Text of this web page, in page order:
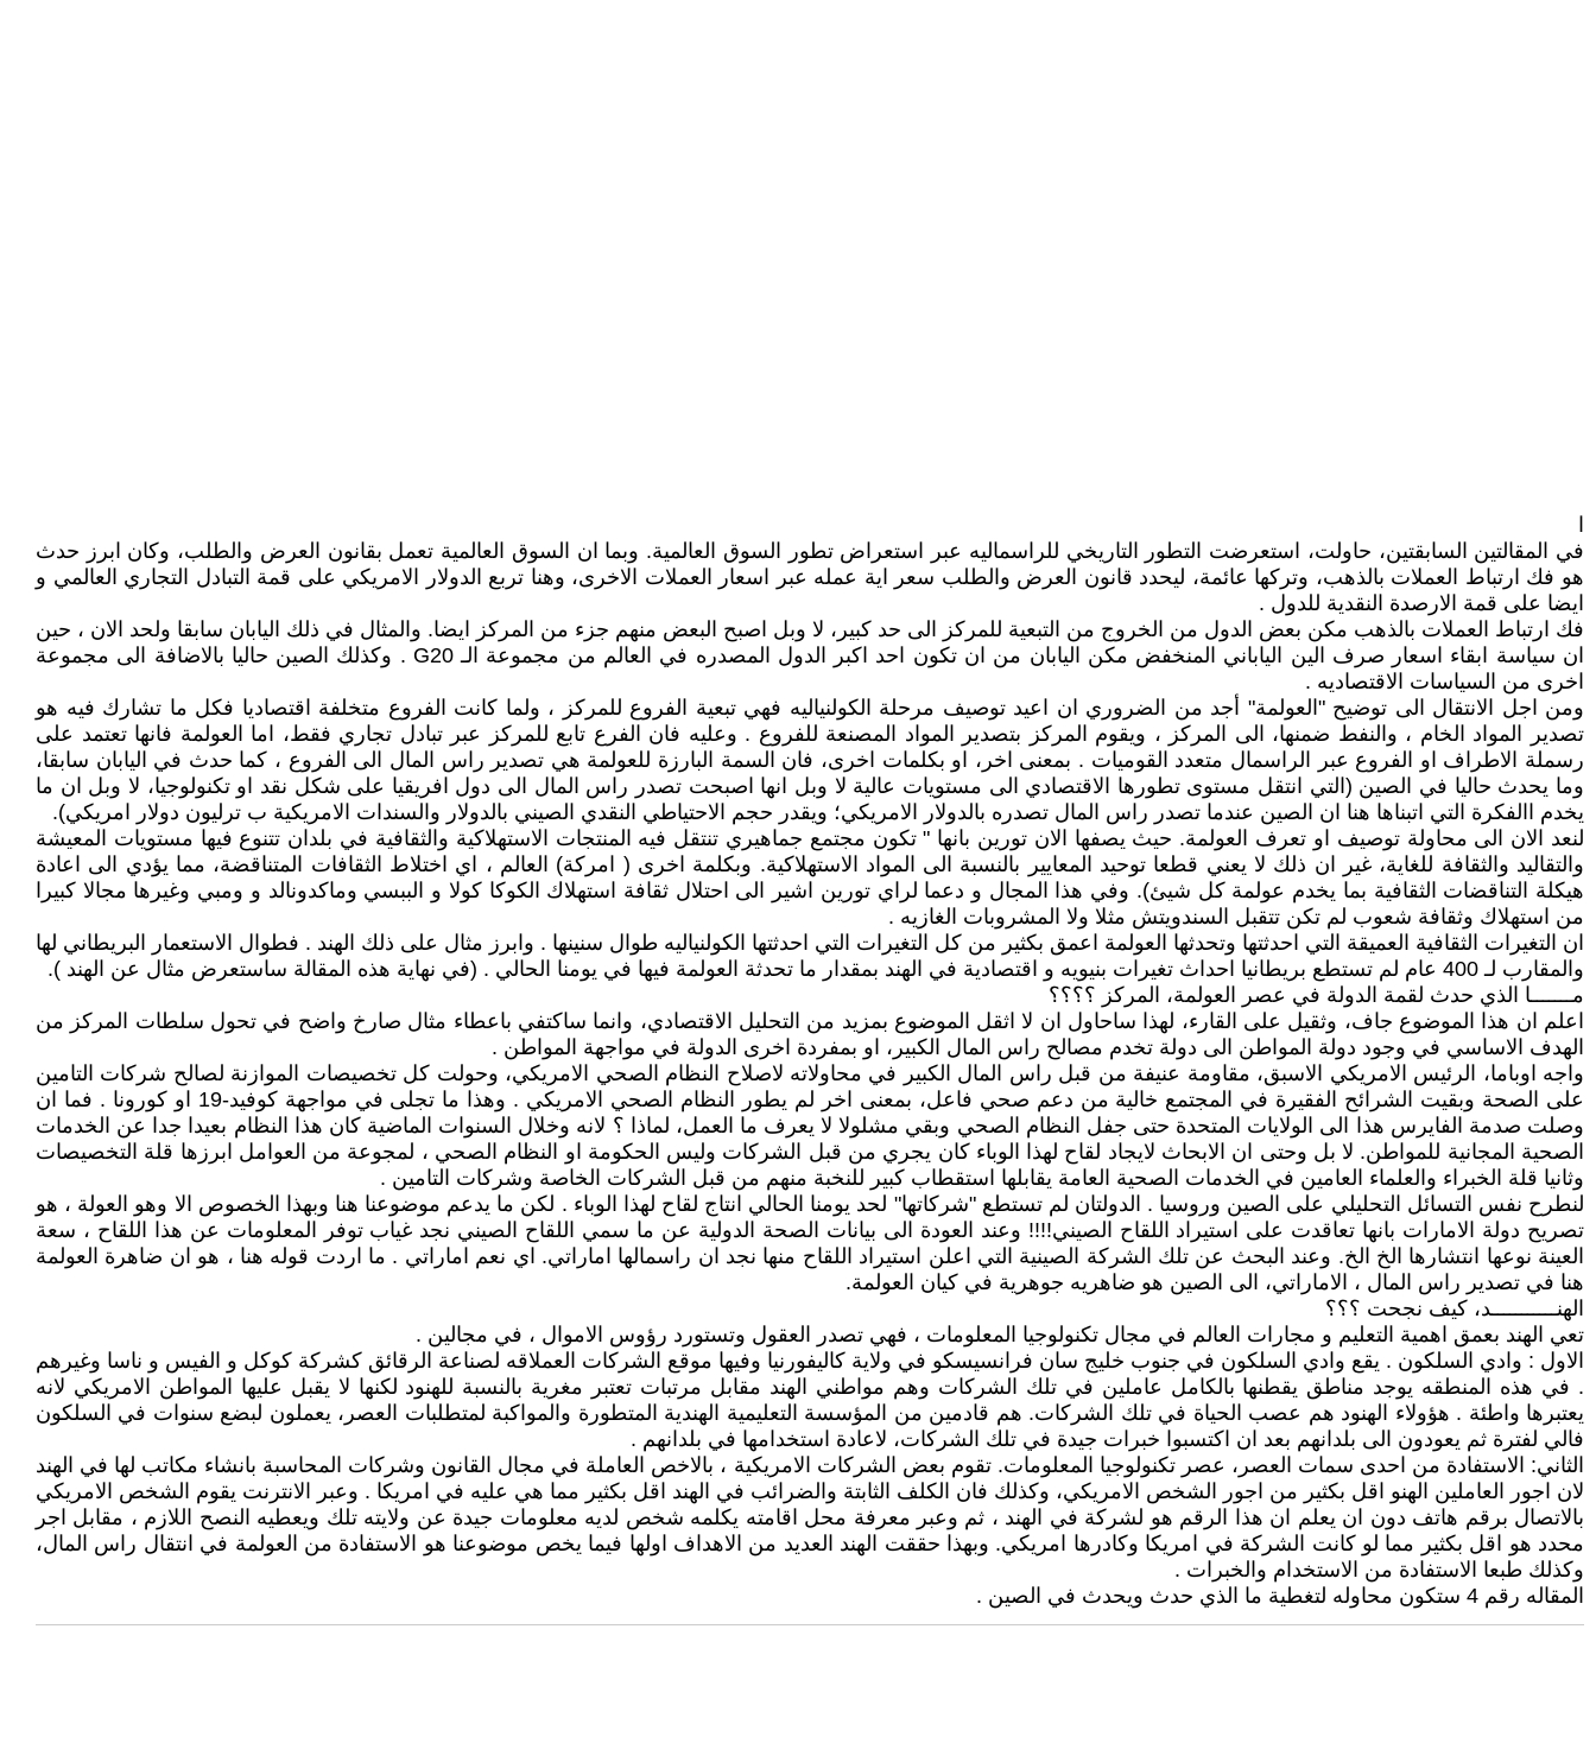
في المقالتين السابقتين، حاولت، استعرضت التطور التاريخي للراسماليه عبر استعراض تطور السوق العالمية. وبما ان السوق العالمية تعمل بقانون العرض والطلب، وكان ابرز حدث
هو فك ارتباط العملات بالذهب، وتركها عائمة، ليحدد قانون العرض والطلب سعر اية عمله عبر اسعار العملات الاخرى، وهنا تربع الدولار الامريكي على قمة التبادل التجاري العالمي و
ايضا على قمة الارصدة النقدية للدول .
فك ارتباط العملات بالذهب مكن بعض الدول من الخروج من التبعية للمركز الى حد كبير، لا وبل اصبح البعض منهم جزء من المركز ايضا. والمثال في ذلك اليابان سابقا ولحد الان ، حين
ان سياسة ابقاء اسعار صرف الين الياباني المنخفض مكن اليابان من ان تكون احد اكبر الدول المصدره في العالم من مجموعة الـ G20 . وكذلك الصين حاليا بالاضافة الى مجموعة
اخرى من السياسات الاقتصاديه .
ومن اجل الانتقال الى توضيح "العولمة" أجد من الضروري ان اعيد توصيف مرحلة الكولنياليه فهي تبعية الفروع للمركز ، ولما كانت الفروع متخلفة اقتصاديا فكل ما تشارك فيه هو
تصدير المواد الخام ، والنفط ضمنها، الى المركز ، ويقوم المركز بتصدير المواد المصنعة للفروع . وعليه فان الفرع تابع للمركز عبر تبادل تجاري فقط، اما العولمة فانها تعتمد على
رسملة الاطراف او الفروع عبر الراسمال متعدد القوميات . بمعنى اخر، او بكلمات اخرى، فان السمة البارزة للعولمة هي تصدير راس المال الى الفروع ، كما حدث في اليابان سابقا،
وما يحدث حاليا في الصين (التي انتقل مستوى تطورها الاقتصادي الى مستويات عالية لا وبل انها اصبحت تصدر راس المال الى دول افريقيا على شكل نقد او تكنولوجيا، لا وبل ان ما
يخدم االفكرة التي اتبناها هنا ان الصين عندما تصدر راس المال تصدره بالدولار الامريكي؛ ويقدر حجم الاحتياطي النقدي الصيني بالدولار والسندات الامريكية ب ترليون دولار امريكي).
لنعد الان الى محاولة توصيف او تعرف العولمة. حيث يصفها الان تورين بانها " تكون مجتمع جماهيري تنتقل فيه المنتجات الاستهلاكية والثقافية في بلدان تتنوع فيها مستويات المعيشة
والتقاليد والثقافة للغاية، غير ان ذلك لا يعني قطعا توحيد المعايير بالنسبة الى المواد الاستهلاكية. وبكلمة اخرى ( امركة) العالم ، اي اختلاط الثقافات المتناقضة، مما يؤدي الى اعادة
هيكلة التناقضات الثقافية بما يخدم عولمة كل شيئ). وفي هذا المجال و دعما لراي تورين اشير الى احتلال ثقافة استهلاك الكوكا كولا و الببسي وماكدونالد و ومبي وغيرها مجالا كبيرا
من استهلاك وثقافة شعوب لم تكن تتقبل السندويتش مثلا ولا المشروبات الغازيه .
ان التغيرات الثقافية العميقة التي احدثتها وتحدثها العولمة اعمق بكثير من كل التغيرات التي احدثتها الكولنياليه طوال سنينها . وابرز مثال على ذلك الهند . فطوال الاستعمار البريطاني لها
والمقارب لـ 400 عام لم تستطع بريطانيا احداث تغيرات بنيويه و اقتصادية في الهند بمقدار ما تحدثة العولمة فيها في يومنا الحالي . (في نهاية هذه المقالة ساستعرض مثال عن الهند ).
مـــــــا الذي حدث لقمة الدولة في عصر العولمة، المركز ؟؟؟؟
اعلم ان هذا الموضوع جاف، وثقيل على القارء، لهذا ساحاول ان لا اثقل الموضوع بمزيد من التحليل الاقتصادي، وانما ساكتفي باعطاء مثال صارخ واضح في تحول سلطات المركز من
الهدف الاساسي في وجود دولة المواطن الى دولة تخدم مصالح راس المال الكبير، او بمفردة اخرى الدولة في مواجهة المواطن .
واجه اوباما، الرئيس الامريكي الاسبق، مقاومة عنيفة من قبل راس المال الكبير في محاولاته لاصلاح النظام الصحي الامريكي، وحولت كل تخصيصات الموازنة لصالح شركات التامين
على الصحة وبقيت الشرائح الفقيرة في المجتمع خالية من دعم صحي فاعل، بمعنى اخر لم يطور النظام الصحي الامريكي . وهذا ما تجلى في مواجهة كوفيد-19 او كورونا . فما ان
وصلت صدمة الفايرس هذا الى الولايات المتحدة حتى جفل النظام الصحي وبقي مشلولا لا يعرف ما العمل، لماذا ؟ لانه وخلال السنوات الماضية كان هذا النظام بعيدا جدا عن الخدمات
الصحية المجانية للمواطن. لا بل وحتى ان الابحاث لايجاد لقاح لهذا الوباء كان يجري من قبل الشركات وليس الحكومة او النظام الصحي ، لمجوعة من العوامل ابرزها قلة التخصيصات
وثانيا قلة الخبراء والعلماء العامين في الخدمات الصحية العامة يقابلها استقطاب كبير للنخبة منهم من قبل الشركات الخاصة وشركات التامين .
لنطرح نفس التسائل التحليلي على الصين وروسيا . الدولتان لم تستطع "شركاتها" لحد يومنا الحالي انتاج لقاح لهذا الوباء . لكن ما يدعم موضوعنا هنا وبهذا الخصوص الا وهو العولة ، هو
تصريح دولة الامارات بانها تعاقدت على استيراد اللقاح الصيني!!!! وعند العودة الى بيانات الصحة الدولية عن ما سمي اللقاح الصيني نجد غياب توفر المعلومات عن هذا اللقاح ، سعة
العينة نوعها انتشارها الخ الخ. وعند البحث عن تلك الشركة الصينية التي اعلن استيراد اللقاح منها نجد ان راسمالها اماراتي. اي نعم اماراتي . ما اردت قوله هنا ، هو ان ضاهرة العولمة
هنا في تصدير راس المال ، الاماراتي، الى الصين هو ضاهريه جوهرية في كيان العولمة.
الهنـــــــــــد، كيف نجحت ؟؟؟
تعي الهند بعمق اهمية التعليم و مجارات العالم في مجال تكنولوجيا المعلومات ، فهي تصدر العقول وتستورد رؤوس الاموال ، في مجالين .
الاول : وادي السلكون . يقع وادي السلكون في جنوب خليج سان فرانسيسكو في ولاية كاليفورنيا وفيها موقع الشركات العملاقه لصناعة الرقائق كشركة كوكل و الفيس و ناسا وغيرهم
. في هذه المنطقه يوجد مناطق يقطنها بالكامل عاملين في تلك الشركات وهم مواطني الهند مقابل مرتبات تعتبر مغرية بالنسبة للهنود لكنها لا يقبل عليها المواطن الامريكي لانه
يعتبرها واطئة . هؤولاء الهنود هم عصب الحياة في تلك الشركات. هم قادمين من المؤسسة التعليمية الهندية المتطورة والمواكبة لمتطلبات العصر، يعملون لبضع سنوات في السلكون
فالي لفترة ثم يعودون الى بلدانهم بعد ان اكتسبوا خبرات جيدة في تلك الشركات، لاعادة استخدامها في بلدانهم .
الثاني: الاستفادة من احدى سمات العصر، عصر تكنولوجيا المعلومات. تقوم بعض الشركات الامريكية ، بالاخص العاملة في مجال القانون وشركات المحاسبة بانشاء مكاتب لها في الهند
لان اجور العاملين الهنو اقل بكثير من اجور الشخص الامريكي، وكذلك فان الكلف الثابتة والضرائب في الهند اقل بكثير مما هي عليه في امريكا . وعبر الانترنت يقوم الشخص الامريكي
بالاتصال برقم هاتف دون ان يعلم ان هذا الرقم هو لشركة في الهند ، ثم وعبر معرفة محل اقامته يكلمه شخص لديه معلومات جيدة عن ولايته تلك ويعطيه النصح اللازم ، مقابل اجر
محدد هو اقل بكثير مما لو كانت الشركة في امريكا وكادرها امريكي. وبهذا حققت الهند العديد من الاهداف اولها فيما يخص موضوعنا هو الاستفادة من العولمة في انتقال راس المال،
وكذلك طبعا الاستفادة من الاستخدام والخبرات .
المقاله رقم 4 ستكون محاوله لتغطية ما الذي حدث ويحدث في الصين .